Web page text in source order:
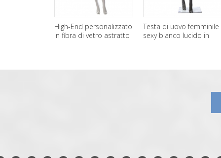
High-End personalizzato
in fibra di vetro astratto
Testa di uovo femminile
sexy bianco lucido in
vendita